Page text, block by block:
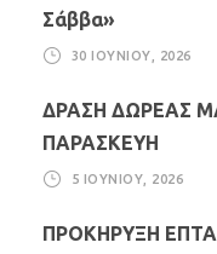
Σάββα»
30 ΙΟΥΝΊΟΥ, 2026
ΔΡΑΣΗ ΔΩΡΕΑΣ
ΠΑΡΑΣΚΕΥΗ
5 ΙΟΥΝΊΟΥ, 2026
ΠΡΟΚΗΡΥΞΗ